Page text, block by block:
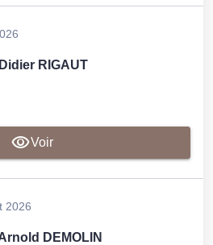
RIGAUT
Voir
2026
DEMOLIN